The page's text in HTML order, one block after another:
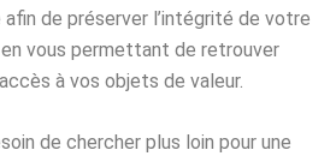
de préserver l’intégrité de votre
vous permettant de retrouver
à vos objets de valeur.
de chercher plus loin pour une